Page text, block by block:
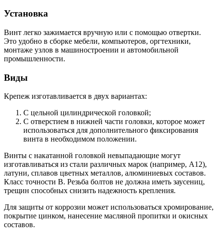
Установка
Винт легко зажимается вручную или с помощью отвертки.
Это удобно в сборке мебели, компьютеров, оргтехники,
монтаже узлов в машиностроении и автомобильной
промышленности.
Виды
Крепеж изготавливается в двух вариантах:
С цельной цилиндрической головкой;
С отверстием в нижней части головки, которое может
использоваться для дополнительного фиксирования
винта в необходимом положении.
Винты с накатанной головкой невыпадающие могут
изготавливаться из стали различных марок (например, А12),
латуни, сплавов цветных металлов, алюминиевых составов.
Класс точности В. Резьба болтов не должна иметь заусениц,
трещин способных снизить надежность крепления.
Для защиты от коррозии может использоваться хромирование,
покрытие цинком, нанесение масляной пропитки и окисных
составов.